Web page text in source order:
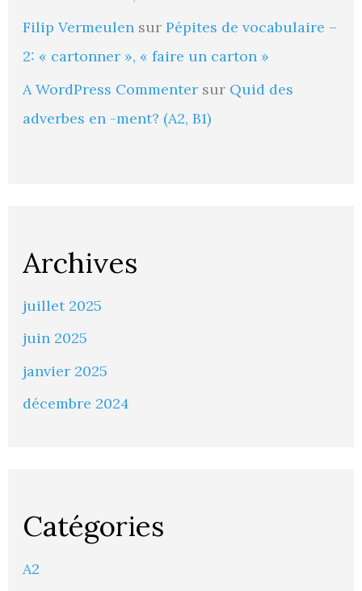
Filip Vermeulensur Pépites de vocabulaire –
2: « cartonner », « faire un carton »
A WordPress Commentersur Quid des
adverbes en -ment? (A2, B1)
Archives
juillet 2025
juin 2025
janvier 2025
décembre 2024
Catégories
A2